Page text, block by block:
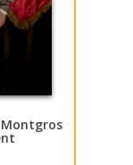
Montgros